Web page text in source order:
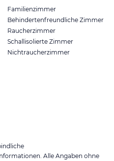
Familienzimmer
Behindertenfreundliche Zimmer
Raucherzimmer
Schallisolierte Zimmer
Nichtraucherzimmer
Alle Angaben ohne